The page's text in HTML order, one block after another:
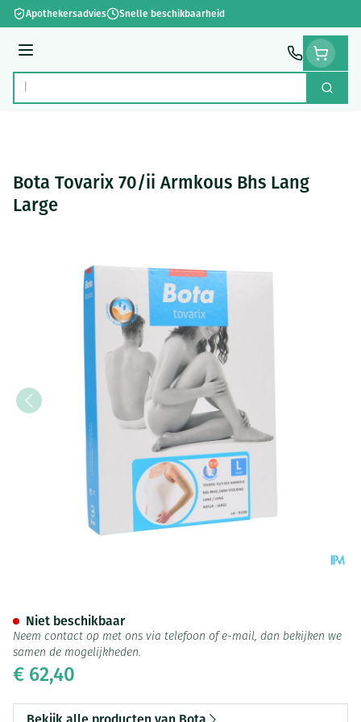
Ga naar de inhoud
Apothekersadvies Snelle beschikbaarheid
Menu
Product, merk, categorie... Zoek
Bota Tovarix 70/ii Armkous Bhs Lang
Large
€ 62,40
Niet beschikbaar
Neem contact op met ons via telefoon of e-mail, dan bekijken we
samen de mogelijkheden.